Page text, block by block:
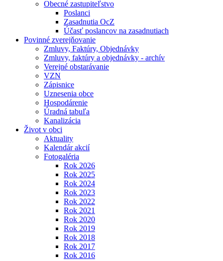
Obecné zastupiteľstvo
Poslanci
Zasadnutia OcZ
Účasť poslancov na zasadnutiach
Povinné zverejňovanie
Zmluvy, Faktúry, Objednávky
Zmluvy, faktúry a objednávky - archív
Verejné obstarávanie
VZN
Zápisnice
Uznesenia obce
Hospodárenie
Úradná tabuľa
Kanalizácia
Život v obci
Aktuality
Kalendár akcií
Fotogaléria
Rok 2026
Rok 2025
Rok 2024
Rok 2023
Rok 2022
Rok 2021
Rok 2020
Rok 2019
Rok 2018
Rok 2017
Rok 2016